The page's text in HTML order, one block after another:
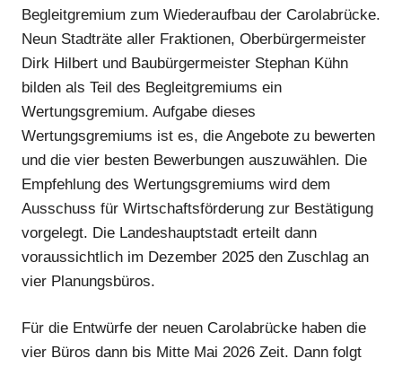
Begleitgremium zum Wiederaufbau der Carolabrücke.
Neun Stadträte aller Fraktionen, Oberbürgermeister
Dirk Hilbert und Baubürgermeister Stephan Kühn
bilden als Teil des Begleitgremiums ein
Wertungsgremium. Aufgabe dieses
Wertungsgremiums ist es, die Angebote zu bewerten
und die vier besten Bewerbungen auszuwählen. Die
Empfehlung des Wertungsgremiums wird dem
Ausschuss für Wirtschaftsförderung zur Bestätigung
vorgelegt. Die Landeshauptstadt erteilt dann
voraussichtlich im Dezember 2025 den Zuschlag an
vier Planungsbüros.
Für die Entwürfe der neuen Carolabrücke haben die
vier Büros dann bis Mitte Mai 2026 Zeit. Dann folgt